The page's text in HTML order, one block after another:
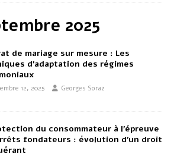
2025
de mariage sur mesure : Les
d’adaptation des régimes
12, 2025 Georges Soraz
du consommateur à l’épreuve
fondateurs : évolution d’un droit